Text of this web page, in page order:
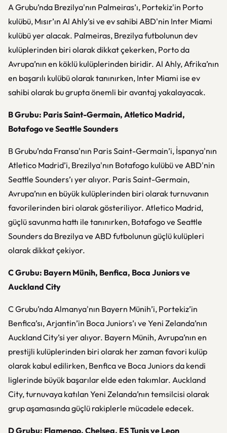
A Grubu’nda Brezilya'nın Palmeiras’ı, Portekiz'in Porto
kulübü, Mısır’ın Al Ahly’si ve ev sahibi ABD'nin Inter Miami
kulübü yer alacak. Palmeiras, Brezilya futbolunun dev
kulüplerinden biri olarak dikkat çekerken, Porto da
Avrupa’nın en köklü kulüplerinden biridir. Al Ahly, Afrika’nın
en başarılı kulübü olarak tanınırken, Inter Miami ise ev
sahibi olarak bu grupta önemli bir avantaj yakalayacak.
B Grubu: Paris Saint-Germain, Atletico Madrid,
Botafogo ve Seattle Sounders
B Grubu’nda Fransa'nın Paris Saint-Germain’i, İspanya'nın
Atletico Madrid’i, Brezilya'nın Botafogo kulübü ve ABD'nin
Seattle Sounders’ı yer alıyor. Paris Saint-Germain,
Avrupa’nın en büyük kulüplerinden biri olarak turnuvanın
favorilerinden biri olarak gösteriliyor. Atletico Madrid,
güçlü savunma hattı ile tanınırken, Botafogo ve Seattle
Sounders da Brezilya ve ABD futbolunun güçlü kulüpleri
olarak dikkat çekiyor.
C Grubu: Bayern Münih, Benfica, Boca Juniors ve
Auckland City
C Grubu’nda Almanya'nın Bayern Münih’i, Portekiz’in
Benfica’sı, Arjantin’in Boca Juniors’ı ve Yeni Zelanda’nın
Auckland City’si yer alıyor. Bayern Münih, Avrupa’nın en
prestijli kulüplerinden biri olarak her zaman favori kulüp
olarak kabul edilirken, Benfica ve Boca Juniors da kendi
liglerinde büyük başarılar elde eden takımlar. Auckland
City, turnuvaya katılan Yeni Zelanda’nın temsilcisi olarak
grup aşamasında güçlü rakiplerle mücadele edecek.
D Grubu: Flamengo, Chelsea, ES Tunis ve Leon